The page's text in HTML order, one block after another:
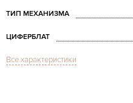
ТИП МЕХАНИЗМА
ЦИФЕРБЛАТ
СТЕКЛО
Все характеристики